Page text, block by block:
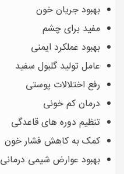
بهبود جریان خون
مفید برای چشم
بهبود عملکرد ایمنی
عامل تولید گلبول سفید
رفع اختلالات پوستی
درمان کم خونی
تنظیم دوره های قاعدگی
کمک به کاهش فشار خون
بهبود عوارض شیمی درمانی